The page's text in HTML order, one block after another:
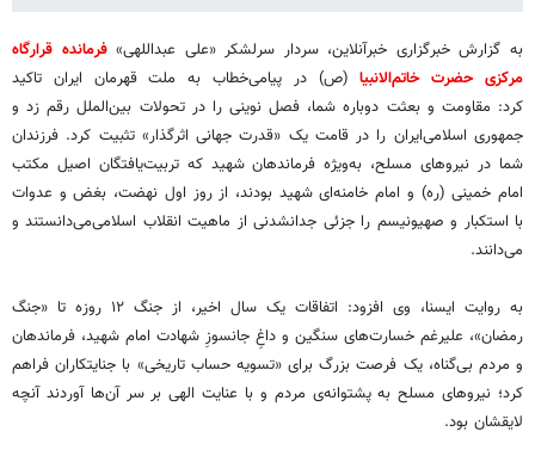
به گزارش خبرگزاری خبرآنلاین، سردار سرلشکر «علی عبداللهی»فرمانده قرارگاه
مرکزی حضرت خاتم‌الانبیا(ص) در پیامی‌خطاب به ملت قهرمان ایران تاکید
کرد: مقاومت و بعثت دوباره شما، فصل نوینی را در تحولات بین‌الملل رقم زد و
جمهوری اسلامی‌ایران را در قامت یک «قدرت جهانی اثرگذار» تثبیت کرد. فرزندان
شما در نیروهای مسلح، به‌ویژه فرماندهان شهید که تربیت‌یافتگان اصیل مکتب
امام خمینی (ره) و امام خامنه‌ای شهید بودند، از روز اول نهضت، بغض و عدوات
با استکبار و صهیونیسم را جزئی جدانشدنی از ماهیت انقلاب اسلامی‌می‌دانستند و
می‌دانند.
به روایت ایسنا، وی افزود: اتفاقات یک سال اخیر، از جنگ ۱۲ روزه تا «جنگ
رمضان»، علیرغم خسارت‌های سنگین و داغِ جانسوزِ شهادت امام شهید، فرماندهان
و مردم بی‌گناه، یک فرصت بزرگ برای «تسویه حساب تاریخی» با جنایتکاران فراهم
کرد؛ نیروهای مسلح به پشتوانه‌ی مردم و با عنایت الهی بر سر آن‌ها آوردند آنچه
لایقشان بود.